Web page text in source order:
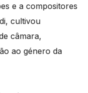
e a compositores
cultivou
câmara,
ao género da